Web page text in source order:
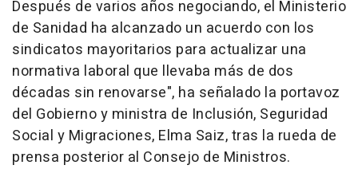
Después de varios años negociando, el Ministerio
de Sanidad ha alcanzado un acuerdo con los
sindicatos mayoritarios para actualizar una
normativa laboral que llevaba más de dos
décadas sin renovarse", ha señalado la portavoz
del Gobierno y ministra de Inclusión, Seguridad
Social y Migraciones, Elma Saiz, tras la rueda de
prensa posterior al Consejo de Ministros.